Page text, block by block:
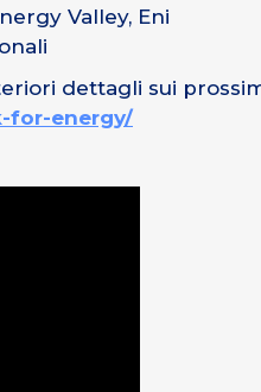
Valley, Eni
dettagli sui
for-energy/